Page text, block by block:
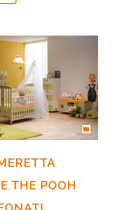
THE POOH